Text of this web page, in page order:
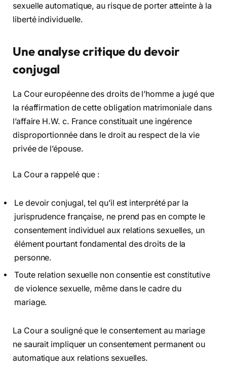
sexuelle automatique, au risque de porter atteinte à la
liberté individuelle.
Une analyse critique du devoir
conjugal
La Cour européenne des droits de l’homme a jugé que
la réaffirmation de cette obligation matrimoniale dans
l’affaire H.W. c. France constituait une ingérence
disproportionnée dans le droit au respect de la vie
privée de l’épouse.
La Cour a rappelé que :
Le devoir conjugal, tel qu’il est interprété par la
jurisprudence française, ne prend pas en compte le
consentement individuel aux relations sexuelles, un
élément pourtant fondamental des droits de la
personne.
Toute relation sexuelle non consentie est constitutive
de violence sexuelle, même dans le cadre du
mariage.
La Cour a souligné que le consentement au mariage
ne saurait impliquer un consentement permanent ou
automatique aux relations sexuelles.